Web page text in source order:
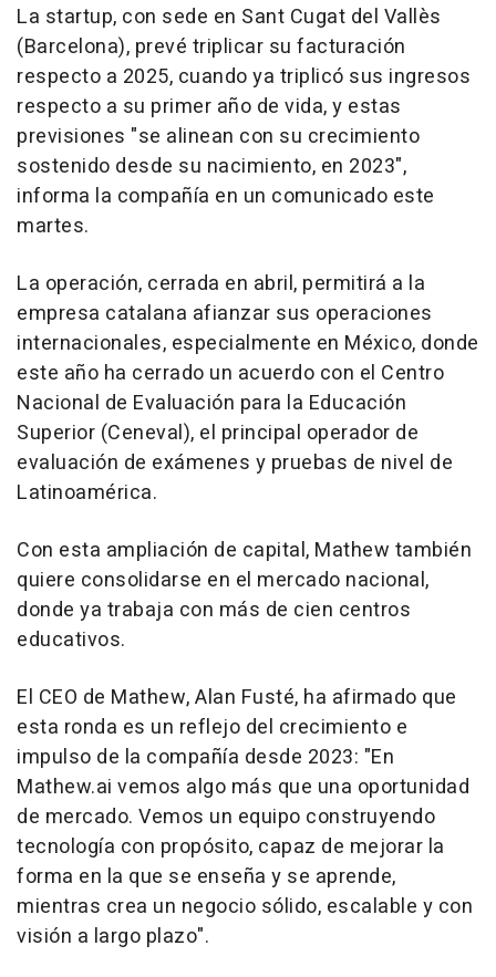
La startup, con sede en Sant Cugat del Vallès
(Barcelona), prevé triplicar su facturación
respecto a 2025, cuando ya triplicó sus ingresos
respecto a su primer año de vida, y estas
previsiones "se alinean con su crecimiento
sostenido desde su nacimiento, en 2023",
informa la compañía en un comunicado este
martes.
La operación, cerrada en abril, permitirá a la
empresa catalana afianzar sus operaciones
internacionales, especialmente en México, donde
este año ha cerrado un acuerdo con el Centro
Nacional de Evaluación para la Educación
Superior (Ceneval), el principal operador de
evaluación de exámenes y pruebas de nivel de
Latinoamérica.
Con esta ampliación de capital, Mathew también
quiere consolidarse en el mercado nacional,
donde ya trabaja con más de cien centros
educativos.
El CEO de Mathew, Alan Fusté, ha afirmado que
esta ronda es un reflejo del crecimiento e
impulso de la compañía desde 2023: "En
Mathew.ai vemos algo más que una oportunidad
de mercado. Vemos un equipo construyendo
tecnología con propósito, capaz de mejorar la
forma en la que se enseña y se aprende,
mientras crea un negocio sólido, escalable y con
visión a largo plazo".